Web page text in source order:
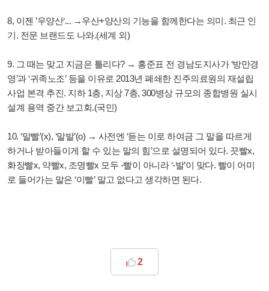
8, 이젠 ’우양산‘... →우산+양산의 기능을 함께한다는 의미. 최근 인
기. 전문 브랜드도 나와.(세계 외)
9. 그 때는 맞고 지금은 틀리다? → 홍준표 전 경남도지사가 ‘방만경
영’과 ‘귀족노조’ 등을 이유로 2013년 폐쇄한 진주의료원의 재설립
사업 본격 추진. 지하 1층, 지상 7층, 300병상 규모의 종합병원 실시
설계 용역 중간 보고회.(국민)
10. ‘말빨’(x), ‘말발’(o) → 사전엔 ‘듣는 이로 하여금 그 말을 따르게
하거나 받아들이게 할 수 있는 말의 힘’으로 설명되어 있다. 끗빨x,
화장빨x, 약빨x, 조명빨x 모두 -빨이 아니라 ‘-발’이 맞다. 빨이 어미
로 들어가는 말은 ‘이빨’ 말고 없다고 생각하면 된다.
2